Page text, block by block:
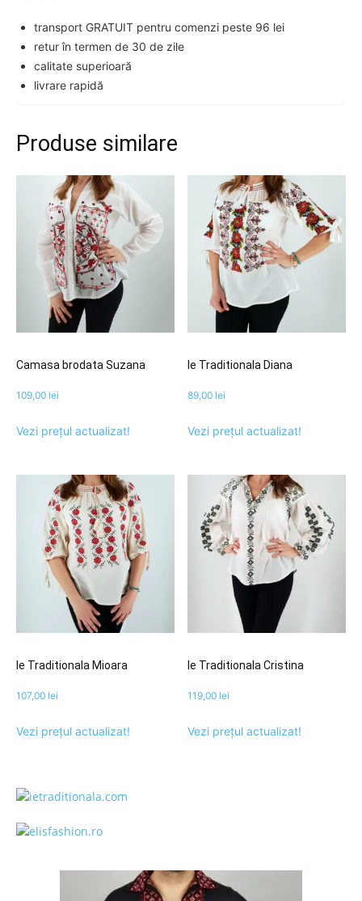
transport GRATUIT pentru comenzi peste 96 lei
retur în termen de 30 de zile
calitate superioară
livrare rapidă
Produse similare
Camasa brodata Suzana
109,00 lei
Vezi prețul actualizat!
Ie Traditionala Diana
89,00 lei
Vezi prețul actualizat!
Ie Traditionala Mioara
107,00 lei
Vezi prețul actualizat!
Ie Traditionala Cristina
119,00 lei
Vezi prețul actualizat!